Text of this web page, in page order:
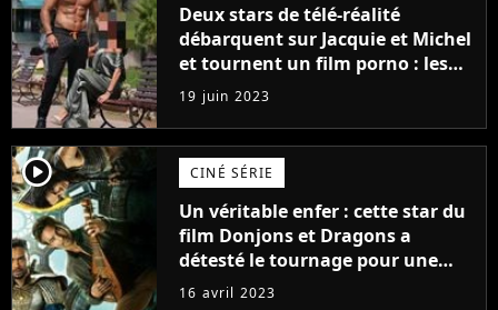
Deux stars de télé-réalité
débarquent sur Jacquie et Michel
et tournent un film porno : les
premières images du tournage
(exclu)
19 juin 2023
player2 CINÉ SÉRIE
Un véritable enfer : cette star du
film Donjons et Dragons a
détesté le tournage pour une
raison très spéciale
16 avril 2023